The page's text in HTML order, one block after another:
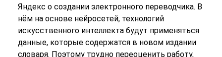
Яндекс о создании электронного переводчика. В
нём на основе нейросетей, технологий
искусственного интеллекта будут применяться
данные, которые содержатся в новом издании
словаря. Поэтому трудно переоценить работу,